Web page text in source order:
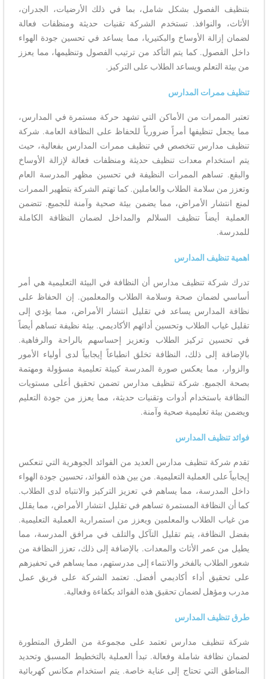
بتنظيف الفصول بشكل شامل، بما في ذلك الأرضيات، الجدران،
الأثاث، والنوافذ. تستخدم الشركة تقنيات حديثة ومنظفات فعالة
لضمان إزالة الأوساخ والبكتيريا، مما يساعد في تحسين جودة الهواء
داخل الفصول. كما يتم التأكد من ترتيب الفصول وتنظيمها، مما يعزز
من بيئة التعلم ويساعد الطلاب على التركيز.
تنظيف ممرات المدارس
تعتبر الممرات من الأماكن التي تشهد حركة مستمرة في المدارس،
مما يجعل تنظيفها أمراً ضرورياً للحفاظ على النظافة العامة. شركة
تنظيف مدارس تتخصص في تنظيف ممرات المدارس بفعالية، حيث
يتم استخدام معدات تنظيف حديثة ومنظفات فعالة لإزالة الأوساخ
والبقع. تساهم الممرات النظيفة في تحسين مظهر المدرسة العام
وتعزز من سلامة الطلاب والعاملين. كما تهتم الشركة بتطهير الممرات
لمنع انتشار الأمراض، مما يضمن بيئة صحية وآمنة للجميع. تتضمن
العملية أيضاً تنظيف السلالم والمداخل لضمان النظافة الكاملة
للمدرسة.
اهمية تنظيف المدارس
تدرك شركة تنظيف مدارس أن النظافة في البيئة التعليمية هي أمر
أساسي لضمان صحة وسلامة الطلاب والمعلمين. إن الحفاظ على
نظافة المدارس يساعد في تقليل انتشار الأمراض، مما يؤدي إلى
تقليل غياب الطلاب وتحسين أدائهم الأكاديمي. بيئة نظيفة تساهم أيضاً
في تحسين تركيز الطلاب وتعزيز إحساسهم بالراحة والرفاهية.
بالإضافة إلى ذلك، النظافة تخلق انطباعاً إيجابياً لدى أولياء الأمور
والزوار، مما يعكس صورة المدرسة كبيئة تعليمية مسؤولة ومهتمة
بصحة الجميع. شركة تنظيف مدارس تضمن تحقيق أعلى مستويات
النظافة باستخدام أدوات وتقنيات حديثة، مما يعزز من جودة التعليم
ويضمن بيئة تعليمية صحية وآمنة.
فوائد تنظيف المدارس
تقدم شركة تنظيف مدارس العديد من الفوائد الجوهرية التي تنعكس
إيجابياً على العملية التعليمية. من بين هذه الفوائد، تحسين جودة الهواء
داخل المدرسة، مما يساهم في تعزيز التركيز والانتباه لدى الطلاب.
كما أن النظافة المستمرة تساهم في تقليل انتشار الأمراض، مما يقلل
من غياب الطلاب والمعلمين ويعزز من استمرارية العملية التعليمية.
بفضل النظافة، يتم تقليل التآكل والتلف في مرافق المدرسة، مما
يطيل من عمر الأثاث والمعدات. بالإضافة إلى ذلك، تعزز النظافة من
شعور الطلاب بالفخر والانتماء إلى مدرستهم، مما يساهم في تحفيزهم
على تحقيق أداء أكاديمي أفضل. تعتمد الشركة على فريق عمل
مدرب ومؤهل لضمان تحقيق هذه الفوائد بكفاءة وفعالية.
طرق تنظيف المدارس
شركة تنظيف مدارس تعتمد على مجموعة من الطرق المتطورة
لضمان نظافة شاملة وفعالة. تبدأ العملية بالتخطيط المسبق وتحديد
المناطق التي تحتاج إلى عناية خاصة. يتم استخدام مكانس كهربائية